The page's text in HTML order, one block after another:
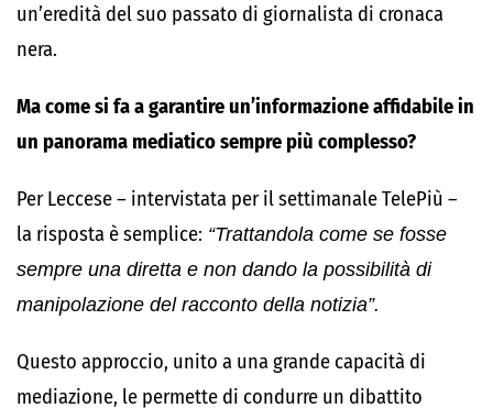
un’eredità del suo passato di giornalista di cronaca
nera.
Ma come si fa a garantire un’informazione affidabile in
un panorama mediatico sempre più complesso?
Per Leccese – intervistata per il settimanale TelePiù –
la risposta è semplice: “Trattandola come se fosse
sempre una diretta e non dando la possibilità di
manipolazione del racconto della notizia”.
Questo approccio, unito a una grande capacità di
mediazione, le permette di condurre un dibattito